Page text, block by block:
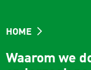
HOME
Waarom we